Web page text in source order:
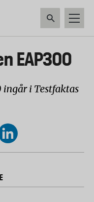
EAP300
ingår i Testfaktas